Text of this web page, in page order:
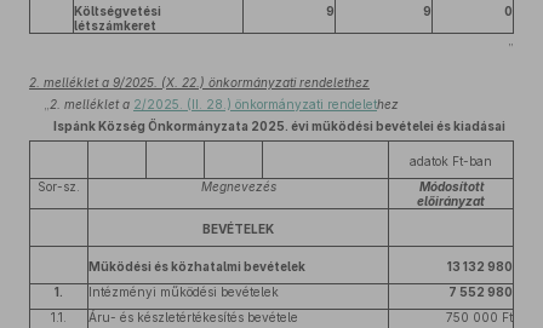
Költségvetési
létszámkeret
9 9 0
”
2. melléklet a 9/2025. (X. 22.) önkormányzati rendelethez
2. melléklet a 2/2025. (II. 28.) önkormányzati rendelethez
Ispánk Község Önkormányzata 2025. évi működési bevételei és kiadásai
adatok Ft-ban
Sor-sz.
Megnevezés
Módosított
előirányzat
BEVÉTELEK
Működési és közhatalmi bevételek
13 132 980
1.
Intézményi működési bevételek
7 552 980
1.1.
Áru- és készletértékesítés bevétele
750 000 Ft